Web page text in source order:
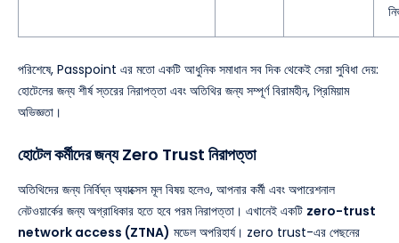
পরিশেষে, Passpoint এর মতো একটি আধুনিক সমাধান সব দিক থেকেই সেরা সুবিধা দেয়:
হোটেলের জন্য শীর্ষ স্তরের নিরাপত্তা এবং অতিথির জন্য সম্পূর্ণ বিরামহীন, প্রিমিয়াম
অভিজ্ঞতা।
হোটেল কর্মীদের জন্য Zero Trust নিরাপত্তা
অতিথিদের জন্য নির্বিঘ্ন অ্যাক্সেস মূল বিষয় হলেও, আপনার কর্মী এবং অপারেশনাল
নেটওয়ার্কের জন্য অগ্রাধিকার হতে হবে পরম নিরাপত্তা। এখানেই একটি zero-trust
network access (ZTNA) মডেল অপরিহার্য। zero trust-এর পেছনের